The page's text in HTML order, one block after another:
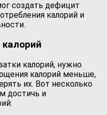
создать дефицит
калорий и
калорий, нужно
калорий меньше,
их. Вот несколько
достичь и